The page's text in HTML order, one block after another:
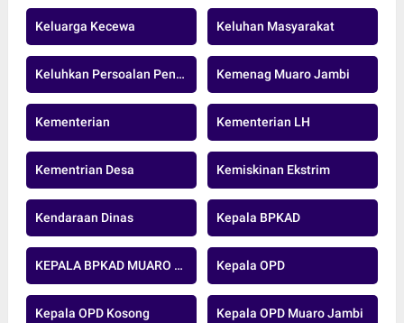
Keluarga Kecewa Keluhan Masyarakat
Keluhkan Persoalan Pengeboran Minyak Kemenag Muaro Jambi
Kementerian Kementerian LH
Kementrian Desa Kemiskinan Ekstrim
Kendaraan Dinas Kepala BPKAD
KEPALA BPKAD MUARO JAMBI Kepala OPD
Kepala OPD Kosong Kepala OPD Muaro Jambi